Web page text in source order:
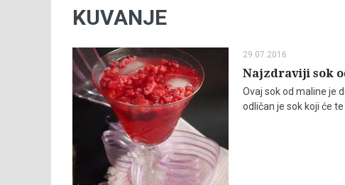
KUVANJE
29.07.2016
Najzdraviji sok
Ovaj sok od maline je
odličan je sok koji će